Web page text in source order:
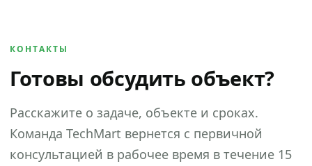
КОНТАКТЫ
Готовы обсудить объект?
Расскажите о задаче, объекте и сроках.
Команда TechMart вернется с первичной
консультацией в рабочее время в течение 15